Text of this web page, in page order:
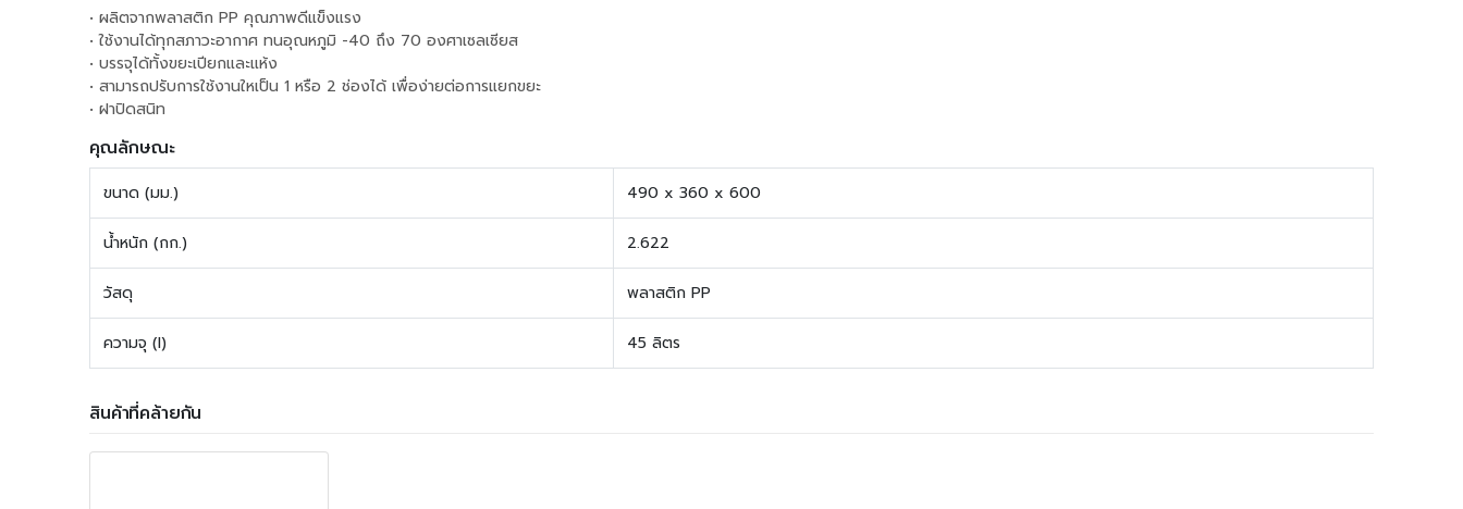
• ผลิตจากพลาสติก PP คุณภาพดีแข็งแรง
• ใช้งานได้ทุกสภาวะอากาศ ทนอุณหภูมิ -40 ถึง 70 องศาเซลเซียส
• บรรจุได้ทั้งขยะเปียกและแห้ง
• สามารถปรับการใช้งานใหเป็น 1 หรือ 2 ช่องได้ เพื่อง่ายต่อการแยกขยะ
• ฝาปิดสนิท
คุณลักษณะ
ขนาด (มม.) 490 x 360 x 600
น้ำหนัก (กก.) 2.622
วัสดุ พลาสติก PP
ความจุ (l) 45 ลิตร
สินค้าที่คล้ายกัน